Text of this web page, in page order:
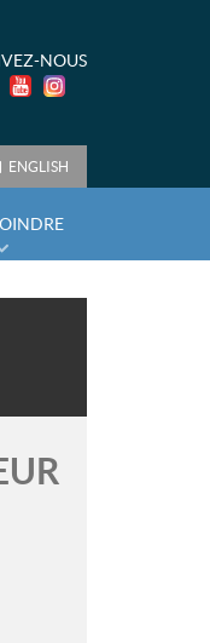
NOUS
ENGLISH